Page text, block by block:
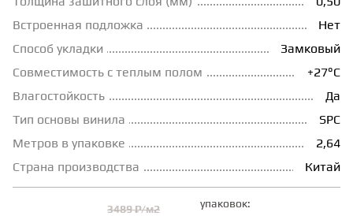
ЭКОМАССИВ
МАССИВНАЯ ДОСКА
ИНЖЕНЕРНЫЙ МОДУЛЬ
Встроенная подложка
Нет
Способ укладки
Замковый
Совместимость с теплым полом
+27°С
Влагостойкость
Да
Тип основы винила
SPC
Метров в упаковке
2,64
Страна производства
Китай
3489 ₽/м2 упаковок: